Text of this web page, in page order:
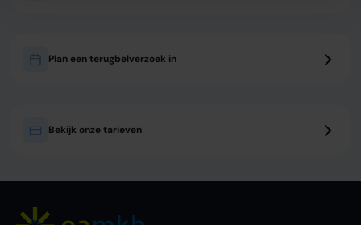
Plan een terugbelverzoek in
Bekijk onze tarieven